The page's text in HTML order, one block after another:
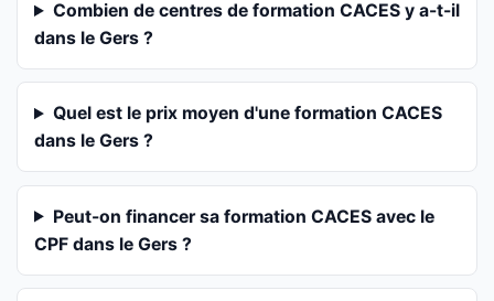
Combien de centres de formation CACES y a-t-il
dans le Gers ?
Quel est le prix moyen d'une formation CACES
dans le Gers ?
Peut-on financer sa formation CACES avec le
CPF dans le Gers ?